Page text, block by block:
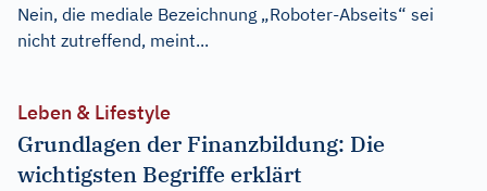
Nein, die mediale Bezeichnung „Roboter-Abseits“ sei
nicht zutreffend, meint...
Leben & Lifestyle
Grundlagen der Finanzbildung: Die
wichtigsten Begriffe erklärt